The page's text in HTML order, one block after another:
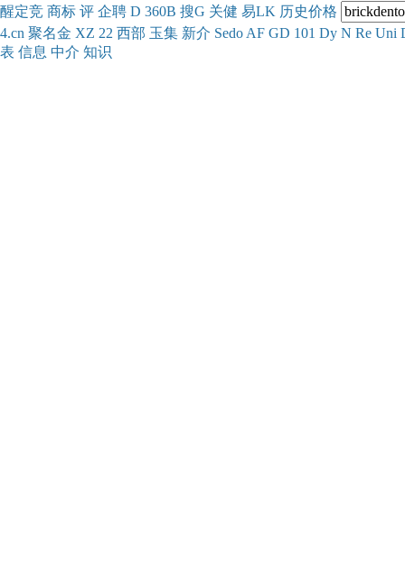
醒定竞 商标 评 企聘 D 360B 搜G 关健 易LK 历史价格
4.cn 聚名金 XZ 22 西部 玉集 新介 Sedo AF GD 101 Dy N Re Uni
表 信息 中介 知识